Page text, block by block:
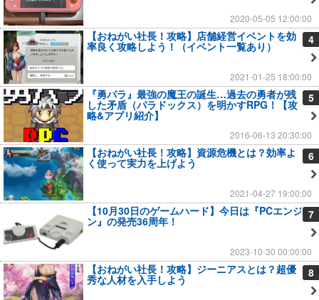
2020-05-05 12:00:00
4
【おねがい社長！攻略】店舗経営イベントを効
率良く攻略しよう！（イベント一覧あり）
2021-01-25 18:00:00
5
『勇パラ』最強の魔王の誕生…過去の勇者が残
した矛盾（パラドックス）を明かすRPG！【攻
略&アプリ紹介】
2016-06-13 20:30:00
6
【おねがい社長！攻略】資源危機とは？効率よ
く使って実力を上げよう
2021-04-27 19:00:00
7
【10月30日のゲームハード】今日は『PCエンジ
ン』の発売36周年！
2023-10-30 00:00:00
8
【おねがい社長！攻略】ジーニアスとは？超優
秀な人材を入手しよう